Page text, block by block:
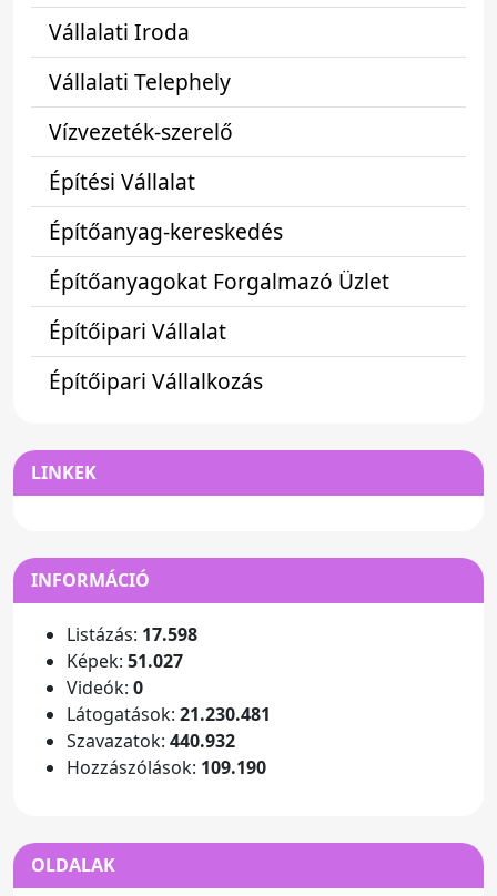
Vállalati Iroda
Vállalati Telephely
Vízvezeték-szerelő
Építési Vállalat
Építőanyag-kereskedés
Építőanyagokat Forgalmazó Üzlet
Építőipari Vállalat
Építőipari Vállalkozás
LINKEK
INFORMÁCIÓ
Listázás: 17.598
Képek: 51.027
Videók: 0
Látogatások: 21.230.481
Szavazatok: 440.932
Hozzászólások: 109.190
OLDALAK